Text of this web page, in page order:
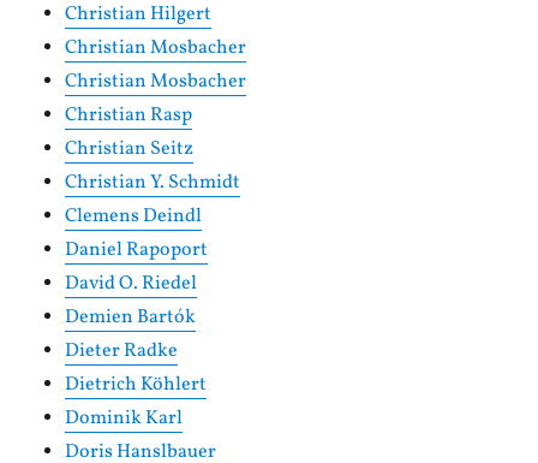
Christian Hilgert
Christian Mosbacher
Christian Mosbacher
Christian Rasp
Christian Seitz
Christian Y. Schmidt
Clemens Deindl
Daniel Rapoport
David O. Riedel
Demien Bartók
Dieter Radke
Dietrich Köhlert
Dominik Karl
Doris Hanslbauer